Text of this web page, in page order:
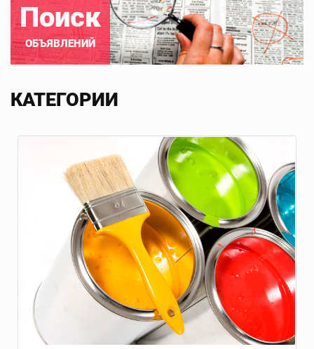
Поиск
ОБЪЯВЛЕНИЙ
КАТЕГОРИИ